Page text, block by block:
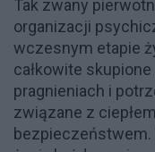
Tak zwany
organizacji
wczesnym etapie
całkowite
pragnieniach i
związane z